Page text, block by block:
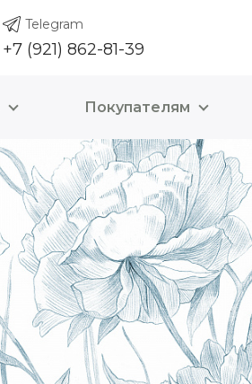
Telegram
+7 (921) 862-81-39
Покупателям